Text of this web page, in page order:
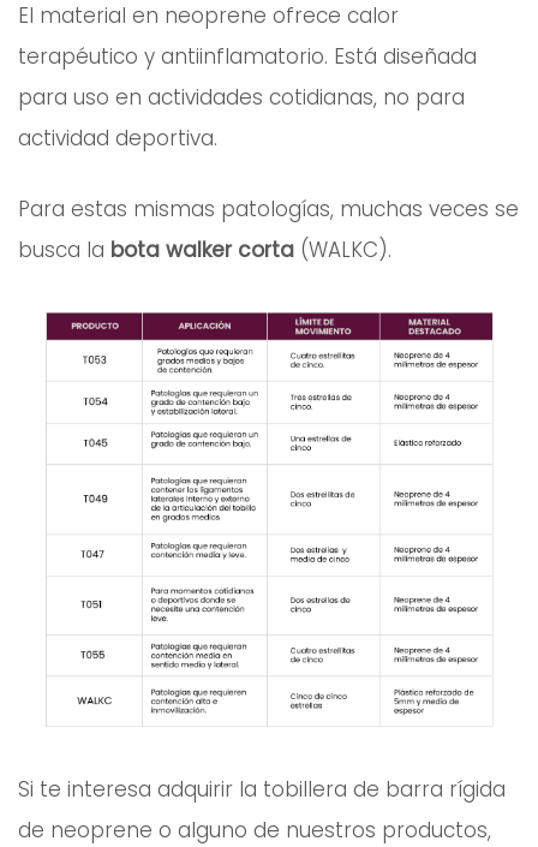
El material en neoprene ofrece calor
terapéutico y antiinflamatorio. Está diseñada
para uso en actividades cotidianas, no para
actividad deportiva.
Para estas mismas patologías, muchas veces se
busca la bota walker corta (WALKC).
Si te interesa adquirir la tobillera de barra rígida
de neoprene o alguno de nuestros productos,